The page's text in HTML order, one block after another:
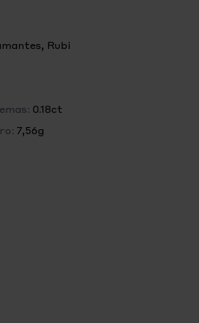
Rubi
0.18ct
7,56g